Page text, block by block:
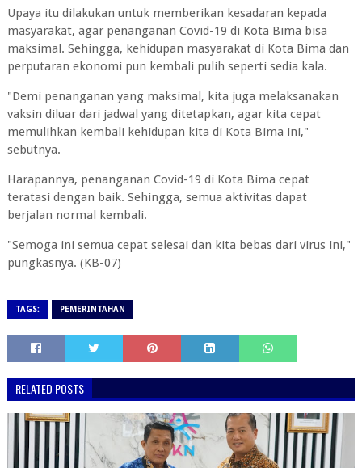
Upaya itu dilakukan untuk memberikan kesadaran kepada
masyarakat, agar penanganan Covid-19 di Kota Bima bisa
maksimal. Sehingga, kehidupan masyarakat di Kota Bima dan
perputaran ekonomi pun kembali pulih seperti sedia kala.
"Demi penanganan yang maksimal, kita juga melaksanakan
vaksin diluar dari jadwal yang ditetapkan, agar kita cepat
memulihkan kembali kehidupan kita di Kota Bima ini,"
sebutnya.
Harapannya, penanganan Covid-19 di Kota Bima cepat
teratasi dengan baik. Sehingga, semua aktivitas dapat
berjalan normal kembali.
"Semoga ini semua cepat selesai dan kita bebas dari virus ini,"
pungkasnya. (KB-07)
TAGS: PEMERINTAHAN
RELATED POSTS